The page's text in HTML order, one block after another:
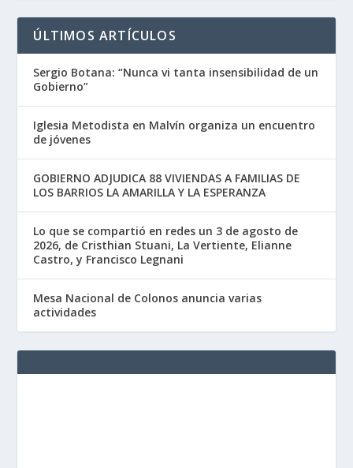
ÚLTIMOS ARTÍCULOS
Sergio Botana: “Nunca vi tanta insensibilidad de un
Gobierno”
Iglesia Metodista en Malvín organiza un encuentro
de jóvenes
GOBIERNO ADJUDICA 88 VIVIENDAS A FAMILIAS DE
LOS BARRIOS LA AMARILLA Y LA ESPERANZA
Lo que se compartió en redes un 3 de agosto de
2026, de Cristhian Stuani, La Vertiente, Elianne
Castro, y Francisco Legnani
Mesa Nacional de Colonos anuncia varias
actividades